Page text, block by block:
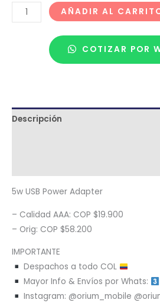
AÑADIR AL
COTIZAR POR
Descripción
5w USB Power Adapter
– Calidad AAA: COP $19.900
– Orig: COP $58.200
IMPORTANTE
Despachos a todo COL
Mayor Info & Envíos por Whats:
Instagram: @orium_mobile